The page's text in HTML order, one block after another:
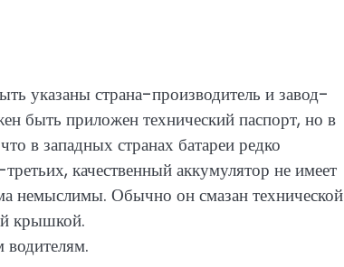
указаны страна-производитель и завод-
быть приложен технический паспорт, но в
в западных странах батареи редко
качественный аккумулятор не имеет
немыслимы. Обычно он смазан технической
крышкой.